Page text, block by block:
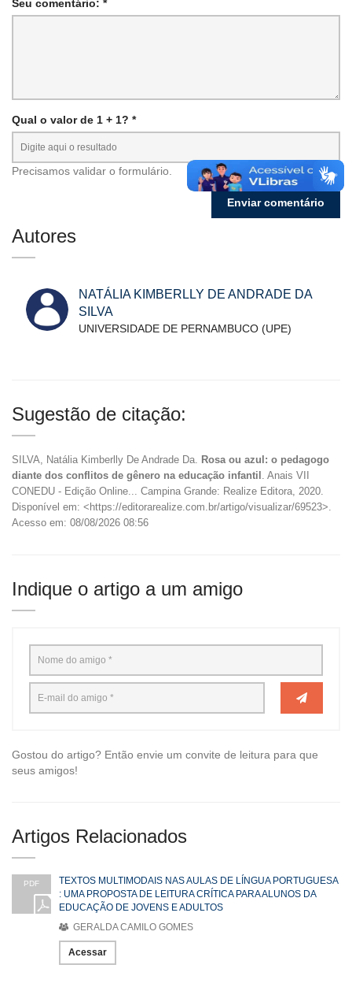
Seu comentário: *
Qual o valor de 1 + 1? *
Precisamos validar o formulário.
Autores
NATÁLIA KIMBERLLY DE ANDRADE DA
SILVA
UNIVERSIDADE DE PERNAMBUCO (UPE)
Sugestão de citação:
SILVA, Natália Kimberlly De Andrade Da.
Rosa ou azul: o pedagogo
diante dos conflitos de gênero na educação infantil
. Anais VII
CONEDU - Edição Online... Campina Grande: Realize Editora, 2020.
Disponível em: <https://editorarealize.com.br/artigo/visualizar/69523>.
Acesso em: 08/08/2026 08:56
Indique o artigo a um amigo
Gostou do artigo? Então envie um convite de leitura para que
seus amigos!
Artigos Relacionados
PDF
TEXTOS MULTIMODAIS NAS AULAS DE LÍNGUA PORTUGUESA
: UMA PROPOSTA DE LEITURA CRÍTICA PARA ALUNOS DA
EDUCAÇÃO DE JOVENS E ADULTOS
GERALDA CAMILO GOMES
Acessar